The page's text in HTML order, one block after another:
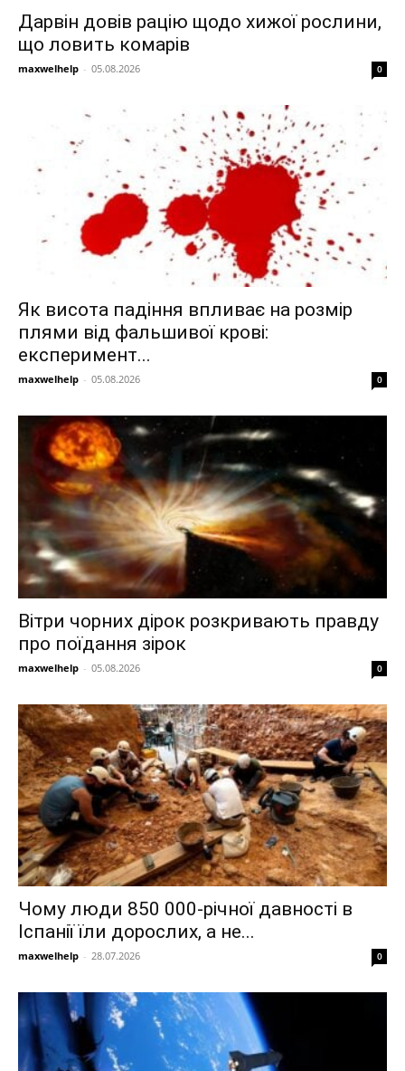
Дарвін довів рацію щодо хижої рослини,
що ловить комарів
maxwelhelp - 05.08.2026 0
Як висота падіння впливає на розмір
плями від фальшивої крові:
експеримент...
maxwelhelp - 05.08.2026 0
Вітри чорних дірок розкривають правду
про поїдання зірок
maxwelhelp - 05.08.2026 0
Чому люди 850 000-річної давності в
Іспанії їли дорослих, а не...
maxwelhelp - 28.07.2026 0